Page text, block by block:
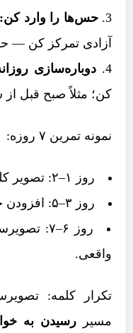
حس‌ها را وارد کن:
آزادی تمرکز کن —
دوباره‌سازی
کن؛ مثلاً صبح قبل
نمونه تمرین ۷ روزه:
روز ۱–۲: تصویر کلی و احساس کلیِ موفقیت.
روز ۳–۵: افزودن جزئیات حسی (صدا، بو، محیط).
روز ۶–۷:
واقعی.
تکرار کلمه:
مسیر رسیدن به